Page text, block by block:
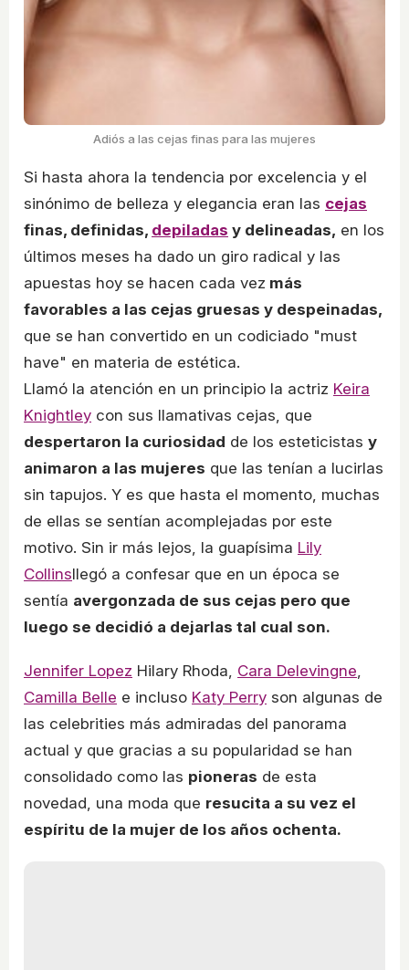
Adiós a las cejas finas para las mujeres
Si hasta ahora la tendencia por excelencia y el
sinónimo de belleza y elegancia eran las cejas
finas, definidas, depiladas y delineadas, en los
últimos meses ha dado un giro radical y las
apuestas hoy se hacen cada vez más
favorables a las cejas gruesas y despeinadas,
que se han convertido en un codiciado "must
have" en materia de estética.
Llamó la atención en un principio la actriz Keira
Knightley con sus llamativas cejas, que
despertaron la curiosidad de los esteticistas y
animaron a las mujeres que las tenían a lucirlas
sin tapujos. Y es que hasta el momento, muchas
de ellas se sentían acomplejadas por este
motivo. Sin ir más lejos, la guapísima Lily
Collinsllegó a confesar que en un época se
sentía avergonzada de sus cejas pero que
luego se decidió a dejarlas tal cual son.
Jennifer Lopez Hilary Rhoda, Cara Delevingne,
Camilla Belle e incluso Katy Perry son algunas de
las celebrities más admiradas del panorama
actual y que gracias a su popularidad se han
consolidado como las pioneras de esta
novedad, una moda que resucita a su vez el
espíritu de la mujer de los años ochenta.